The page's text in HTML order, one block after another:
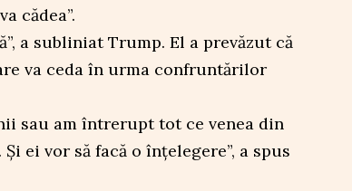
cădea”.
a subliniat Trump. El a prevăzut că
va ceda în urma confruntărilor
sau am întrerupt tot ce venea din
ei vor să facă o înțelegere”, a spus